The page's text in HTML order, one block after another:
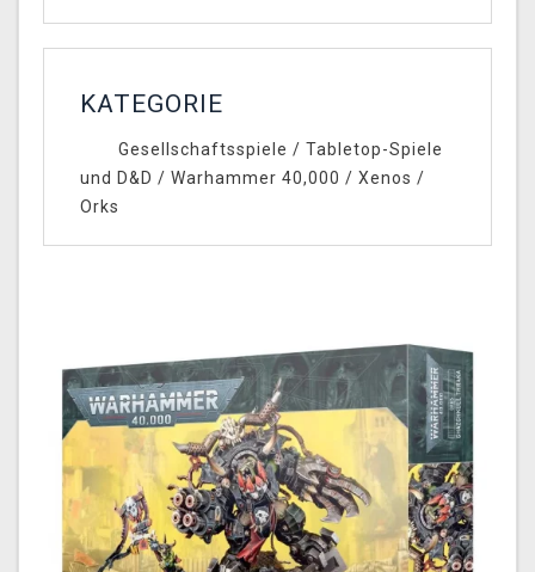
KATEGORIE
Gesellschaftsspiele / Tabletop-Spiele
und D&D / Warhammer 40,000 / Xenos /
Orks